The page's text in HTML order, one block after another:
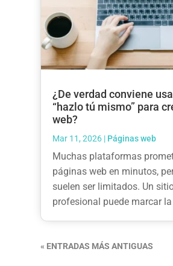
¿De verdad conviene
“hazlo tú mismo” para
web?
Mar 11, 2026 | Páginas web
Muchas plataformas
páginas web en minutos,
suelen ser limitados. Un
profesional puede marcar
« ENTRADAS MÁS ANTIGUAS